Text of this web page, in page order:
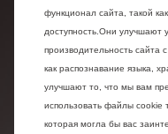
функционал сайта, такой
доступность.Они улучшают
производительность сайта
как распознавание языка,
улучшают то, что мы вам
использовать файлы cookie
которая могла бы вас